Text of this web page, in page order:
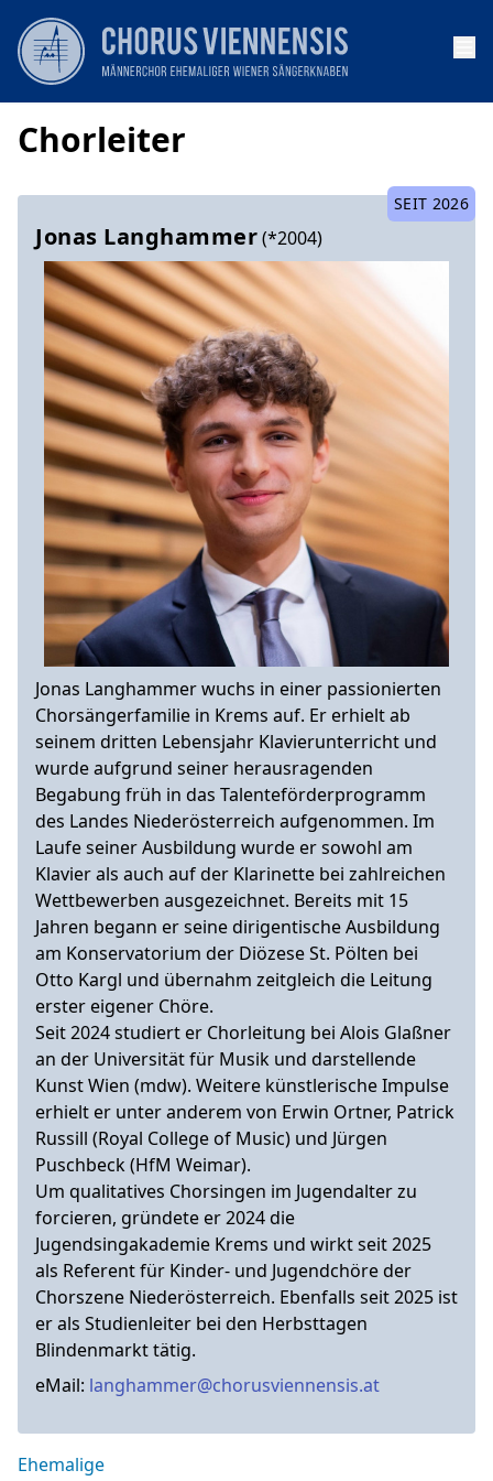
Chorleiter
Jonas Langhammer(*2004)
SEIT 2026
Jonas Langhammer wuchs in einer passionierten
Chorsängerfamilie in Krems auf. Er erhielt ab
seinem dritten Lebensjahr Klavierunterricht und
wurde aufgrund seiner herausragenden
Begabung früh in das Talenteförderprogramm
des Landes Niederösterreich aufgenommen. Im
Laufe seiner Ausbildung wurde er sowohl am
Klavier als auch auf der Klarinette bei zahlreichen
Wettbewerben ausgezeichnet. Bereits mit 15
Jahren begann er seine dirigentische Ausbildung
am Konservatorium der Diözese St. Pölten bei
Otto Kargl und übernahm zeitgleich die Leitung
erster eigener Chöre.
Seit 2024 studiert er Chorleitung bei Alois Glaßner
an der Universität für Musik und darstellende
Kunst Wien (mdw). Weitere künstlerische Impulse
erhielt er unter anderem von Erwin Ortner, Patrick
Russill (Royal College of Music) und Jürgen
Puschbeck (HfM Weimar).
Um qualitatives Chorsingen im Jugendalter zu
forcieren, gründete er 2024 die
Jugendsingakademie Krems und wirkt seit 2025
als Referent für Kinder- und Jugendchöre der
Chorszene Niederösterreich. Ebenfalls seit 2025 ist
er als Studienleiter bei den Herbsttagen
Blindenmarkt tätig.
eMail: langhammer@chorusviennensis.at
Ehemalige